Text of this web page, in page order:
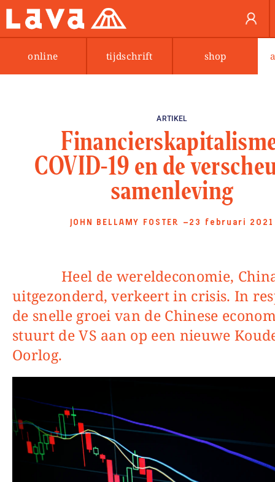
online tijdschrift shop
ARTIKEL
COVID-19 en de
samenleving
JOHN BELLAMY FOSTER —23 februari 2021
Heel de wereldeconomie, China
uitgezonderd, verkeert in crisis. In
de snelle groei van de Chinese
stuurt de VS aan op een nieuwe
Oorlog.